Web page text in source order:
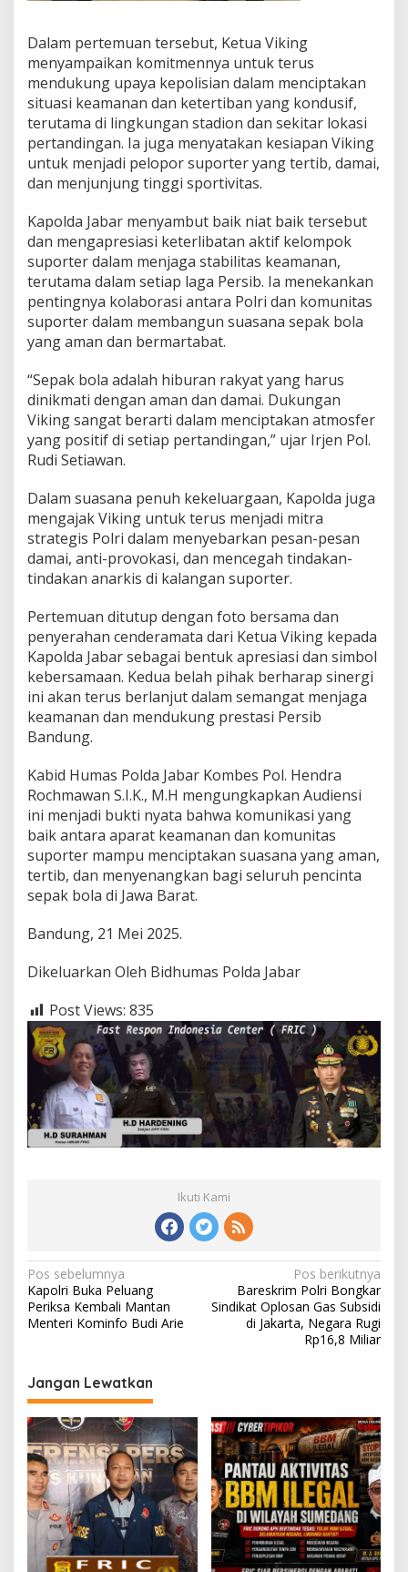
Dalam pertemuan tersebut, Ketua Viking
menyampaikan komitmennya untuk terus
mendukung upaya kepolisian dalam menciptakan
situasi keamanan dan ketertiban yang kondusif,
terutama di lingkungan stadion dan sekitar lokasi
pertandingan. Ia juga menyatakan kesiapan Viking
untuk menjadi pelopor suporter yang tertib, damai,
dan menjunjung tinggi sportivitas.
Kapolda Jabar menyambut baik niat baik tersebut
dan mengapresiasi keterlibatan aktif kelompok
suporter dalam menjaga stabilitas keamanan,
terutama dalam setiap laga Persib. Ia menekankan
pentingnya kolaborasi antara Polri dan komunitas
suporter dalam membangun suasana sepak bola
yang aman dan bermartabat.
“Sepak bola adalah hiburan rakyat yang harus
dinikmati dengan aman dan damai. Dukungan
Viking sangat berarti dalam menciptakan atmosfer
yang positif di setiap pertandingan,” ujar Irjen Pol.
Rudi Setiawan.
Dalam suasana penuh kekeluargaan, Kapolda juga
mengajak Viking untuk terus menjadi mitra
strategis Polri dalam menyebarkan pesan-pesan
damai, anti-provokasi, dan mencegah tindakan-
tindakan anarkis di kalangan suporter.
Pertemuan ditutup dengan foto bersama dan
penyerahan cenderamata dari Ketua Viking kepada
Kapolda Jabar sebagai bentuk apresiasi dan simbol
kebersamaan. Kedua belah pihak berharap sinergi
ini akan terus berlanjut dalam semangat menjaga
keamanan dan mendukung prestasi Persib
Bandung.
Kabid Humas Polda Jabar Kombes Pol. Hendra
Rochmawan S.I.K., M.H mengungkapkan Audiensi
ini menjadi bukti nyata bahwa komunikasi yang
baik antara aparat keamanan dan komunitas
suporter mampu menciptakan suasana yang aman,
tertib, dan menyenangkan bagi seluruh pencinta
sepak bola di Jawa Barat.
Bandung, 21 Mei 2025.
Dikeluarkan Oleh Bidhumas Polda Jabar
Post Views: 835
Ikuti Kami
Navigasi
pos
Pos sebelumnya
Kapolri Buka Peluang
Periksa Kembali Mantan
Menteri Kominfo Budi Arie
Pos berikutnya
Bareskrim Polri Bongkar
Sindikat Oplosan Gas Subsidi
di Jakarta, Negara Rugi
Rp16,8 Miliar
Jangan Lewatkan